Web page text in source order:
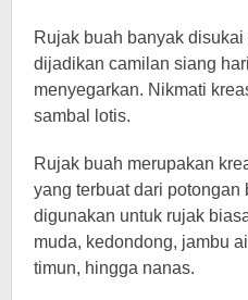
Rujak buah banyak
dijadikan camilan siang
menyegarkan. Nikmati
sambal lotis.
Rujak buah merupakan
yang terbuat dari potongan
digunakan untuk rujak
muda, kedondong, jambu
timun, hingga nanas.